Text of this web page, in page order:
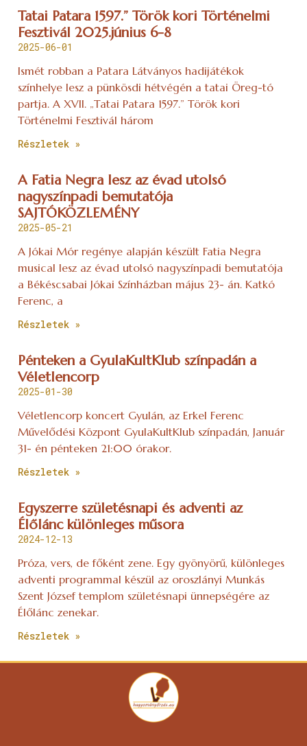
Tatai Patara 1597.” Török kori Történelmi
Fesztivál 2025.június 6-8
2025-06-01
Ismét robban a Patara Látványos hadijátékok
színhelye lesz a pünkösdi hétvégén a tatai Öreg-tó
partja. A XVII. „Tatai Patara 1597.” Török kori
Történelmi Fesztivál három
Részletek »
A Fatia Negra lesz az évad utolsó
nagyszínpadi bemutatója
SAJTÓKÖZLEMÉNY
2025-05-21
A Jókai Mór regénye alapján készült Fatia Negra
musical lesz az évad utolsó nagyszínpadi bemutatója
a Békéscsabai Jókai Színházban május 23- án. Katkó
Ferenc, a
Részletek »
Pénteken a GyulaKultKlub színpadán a
Véletlencorp
2025-01-30
Véletlencorp koncert Gyulán, az Erkel Ferenc
Művelődési Központ GyulaKultKlub színpadán, Január
31- én pénteken 21:00 órakor.
Részletek »
Egyszerre születésnapi és adventi az
Élőlánc különleges műsora
2024-12-13
Próza, vers, de főként zene. Egy gyönyörű, különleges
adventi programmal készül az oroszlányi Munkás
Szent József templom születésnapi ünnepségére az
Élőlánc zenekar.
Részletek »